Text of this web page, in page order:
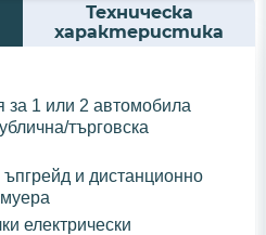
Техническа
характеристика
за 1 или 2 автомобила
търговска
и дистанционно
електрически